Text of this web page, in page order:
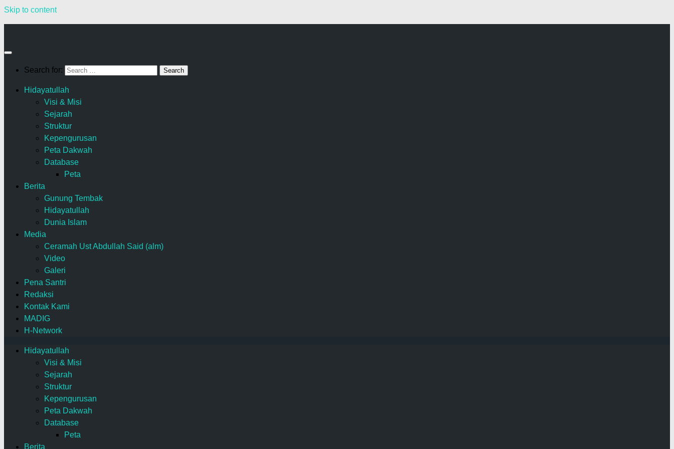
Skip to content
Search for:
Hidayatullah
Visi & Misi
Sejarah
Struktur
Kepengurusan
Peta Dakwah
Database
Peta
Berita
Gunung Tembak
Hidayatullah
Dunia Islam
Media
Ceramah Ust Abdullah Said (alm)
Video
Galeri
Pena Santri
Redaksi
Kontak Kami
MADIG
H-Network
Hidayatullah
Visi & Misi
Sejarah
Struktur
Kepengurusan
Peta Dakwah
Database
Peta
Berita